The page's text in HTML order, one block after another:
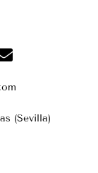
(Sevilla)